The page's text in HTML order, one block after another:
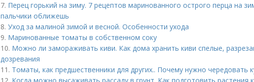
7. Перец горький на зиму. 7 рецептов маринованного острого перца на
пальчики оближешь
8. Уход за малиной зимой и весной. Особенности ухода
9. Маринованные томаты в собственном соку
10. Можно ли замораживать киви. Как дома хранить киви спелые,
дозревания
11. Томаты, как предшественники для других.. Почему нужно чередовать